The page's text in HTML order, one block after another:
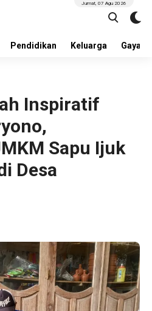
Pendidikan Keluarga Gaya
Jumat, 07 Agu 2026
Inspiratif
Sapu Ijuk
Desa